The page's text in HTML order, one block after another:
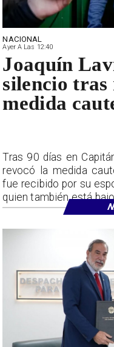
NACIONAL
Ayer A Las 12:40
Joaquín
silencio tras
medida
Tras 90 días en
revocó la medida
fue recibido por su
quien también está